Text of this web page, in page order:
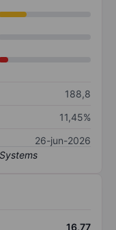
188,8
11,45%
26-jun-2026
16,77